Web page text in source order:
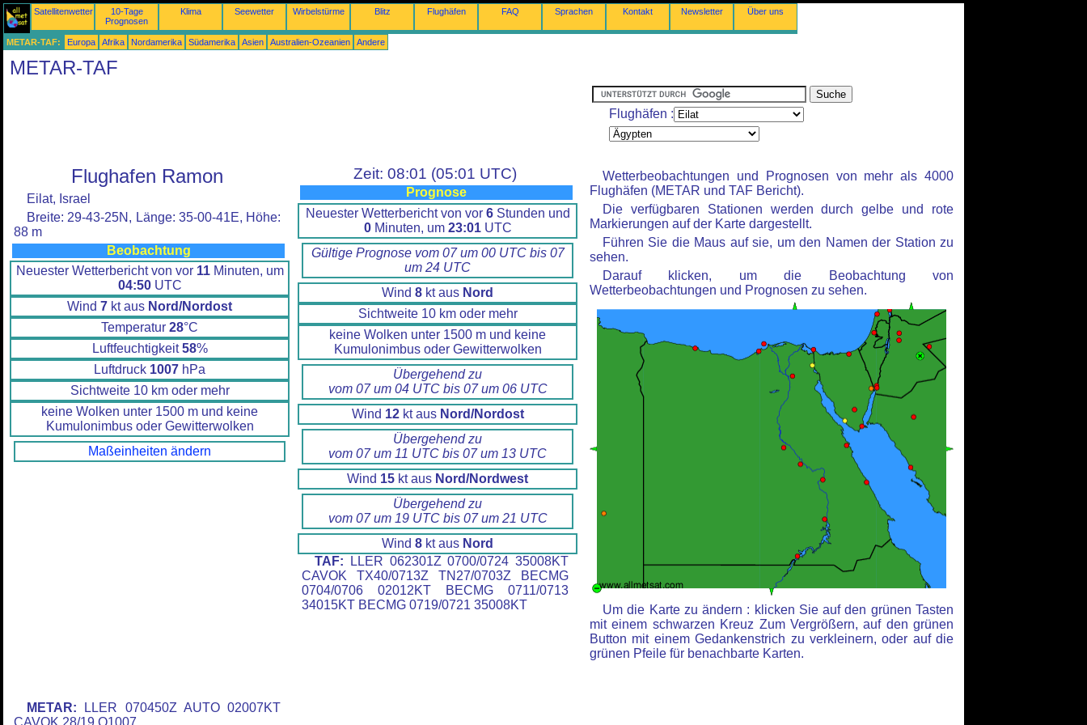
Satellitenwetter
10-Tage
Prognosen
Klima Seewetter Wirbelstürme Blitz Flughäfen FAQ Sprachen Kontakt Newsletter Über uns
METAR-TAF: Europa Afrika Nordamerika Südamerika Asien Australien-Ozeanien Andere
METAR-TAF
Flughäfen :
Flughafen Ramon
Eilat, Israel
Breite: 29-43-25N, Länge: 35-00-41E, Höhe:
88 m
Beobachtung
Neuester Wetterbericht von vor 11Minuten, um
04:50UTC
Wind 7 kt aus Nord/Nordost
Temperatur 28°C
Luftfeuchtigkeit58%
Luftdruck 1007 hPa
Sichtweite 10 km oder mehr
keine Wolken unter 1500 m und keine
Kumulonimbus oder Gewitterwolken
Maßeinheiten ändern
METAR: LLER 070450Z AUTO 02007KT
Zeit: 08:01 (05:01 UTC)
Prognose
Neuester Wetterbericht von vor 6Stunden und
0Minuten, um 23:01UTC
Gültige Prognose vom 07 um 00 UTC bis 07
um 24 UTC
Wind 8 kt aus Nord
Sichtweite 10 km oder mehr
keine Wolken unter 1500 m und keine
Kumulonimbus oder Gewitterwolken
Übergehend zu
vom 07 um 04 UTC bis 07 um 06 UTC
Wind 12kt aus Nord/Nordost
Übergehend zu
vom 07 um 11 UTC bis 07 um 13 UTC
Wind 15 kt aus Nord/Nordwest
Übergehend zu
vom 07 um 19 UTC bis 07 um 21 UTC
Wind 8 kt aus Nord
TAF: LLER 062301Z 0700/0724 35008KT
CAVOK TX40/0713Z TN27/0703Z BECMG
0704/0706 02012KT BECMG 0711/0713
34015KT BECMG 0719/0721 35008KT
Wetterbeobachtungen und Prognosen von mehr als 4000
Flughäfen (METAR und TAF Bericht).
Die verfügbaren Stationen werden durch gelbe und rote
Markierungen auf der Karte dargestellt.
Führen Sie die Maus auf sie, um den Namen der Station zu
sehen.
Darauf klicken, um die Beobachtung von
Wetterbeobachtungen und Prognosen zu sehen.
Um die Karte zu ändern : klicken Sie auf den grünen Tasten
mit einem schwarzen Kreuz Zum Vergrößern, auf den grünen
Button mit einem Gedankenstrich zu verkleinern, oder auf die
grünen Pfeile für benachbarte Karten.